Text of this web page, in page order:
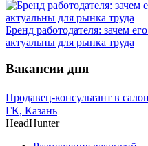
Бренд работодателя: зачем
актуальны для рынка труда
Вакансии дня
Продавец-консультант в
ГК, Казань
HeadHunter